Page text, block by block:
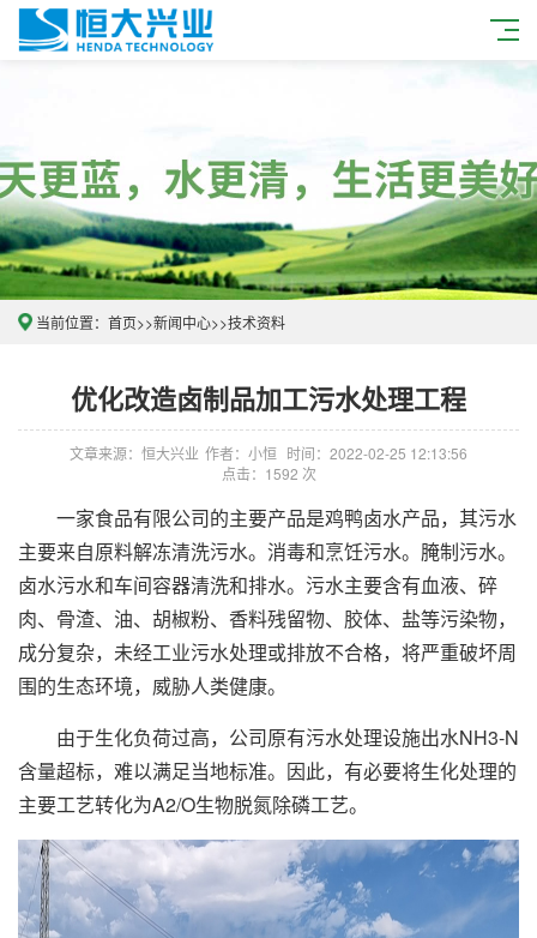
当前位置： 首页>>新闻中心>>技术资料
优化改造卤制品加工污水处理工程
文章来源：恒大兴业 作者：小恒 时间：2022-02-25 12:13:56
点击：1592 次
一家食品有限公司的主要产品是鸡鸭卤水产品，其污水
主要来自原料解冻清洗污水。消毒和烹饪污水。腌制污水。
卤水污水和车间容器清洗和排水。污水主要含有血液、碎
肉、骨渣、油、胡椒粉、香料残留物、胶体、盐等污染物，
成分复杂，未经工业污水处理或排放不合格，将严重破坏周
围的生态环境，威胁人类健康。
由于生化负荷过高，公司原有污水处理设施出水NH3-N
含量超标，难以满足当地标准。因此，有必要将生化处理的
主要工艺转化为A2/O生物脱氮除磷工艺。